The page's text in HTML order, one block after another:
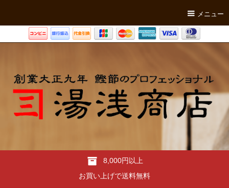
メニュー
8,000円以上
お買い上げで送料無料